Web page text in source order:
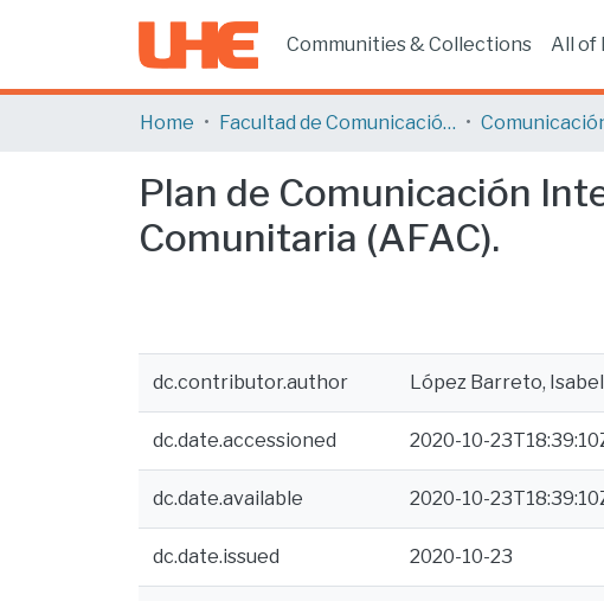
Communities & Collections All of
Home Facultad de Comunicación y Tecnologías de la Información
Plan de Comunicación
Comunitaria (AFAC).
dc.contributor.author López Barreto,
dc.date.accessioned 2020-10-
dc.date.available 2020-10-
dc.date.issued 2020-10-23